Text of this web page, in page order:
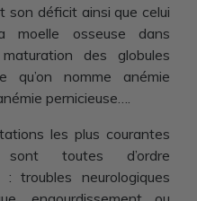
son déficit ainsi que celui
moelle osseuse dans
maturation des globules
qu’on nomme anémie
pernicieuse….
les plus courantes
sont toutes d’ordre
troubles neurologiques